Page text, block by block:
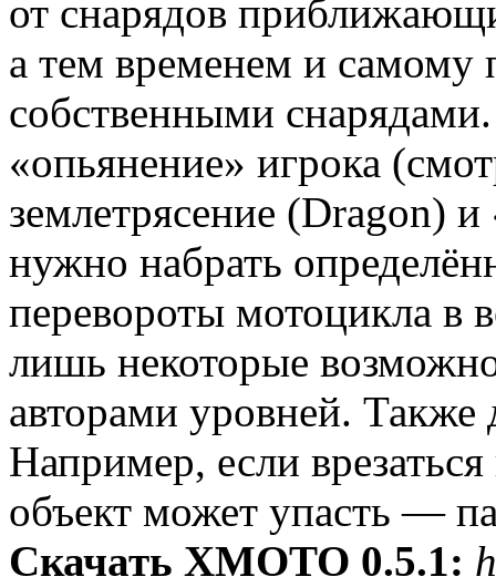
от снарядов
а тем временем и самому
собственными
«опьянение» игрока
землетрясение (Dragon)
нужно набрать
перевороты мотоцикла в
лишь некоторые
авторами уровней.
Например, если
объект может упасть —
Скачать XMOTO 0.5.1: